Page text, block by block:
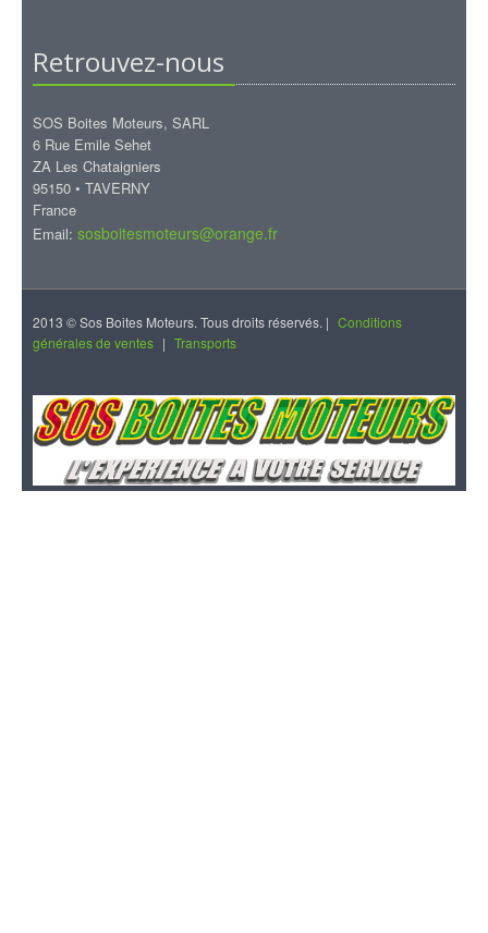
Retrouvez-nous
SOS Boites Moteurs, SARL
6 Rue Emile Sehet
ZA Les Chataigniers
95150 • TAVERNY
France
Email: sosboitesmoteurs@orange.fr
2013 © Sos Boites Moteurs. Tous droits réservés. | Conditions
générales de ventes | Transports